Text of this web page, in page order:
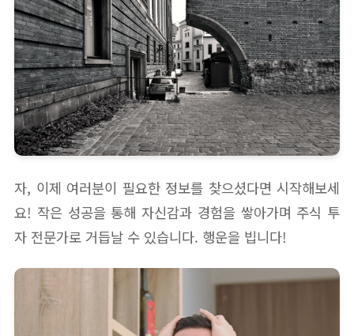
자, 이제 여러분이 필요한 정보를 찾으셨다면 시작해보세
요! 작은 성공을 통해 자신감과 경험을 쌓아가며 주식 투
자 전문가로 거듭날 수 있습니다. 행운을 빕니다!